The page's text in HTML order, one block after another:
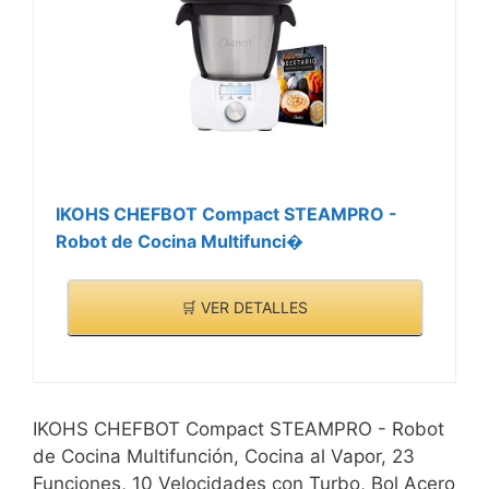
los 120º; enfriamiento
más rápido; cocción más
precisa y estable; cocina
más eficiente desde un
jarra no tenga ningún tipo
de elemento eléctrico
dañar a la larga ningún
IKOHS CHEFBOT Compact STEAMPRO -
Robot de Cocina Multifunci�
🛒 VER DETALLES
IKOHS CHEFBOT Compact STEAMPRO - Robot
de Cocina Multifunción, Cocina al Vapor, 23
Funciones, 10 Velocidades con Turbo, Bol Acero